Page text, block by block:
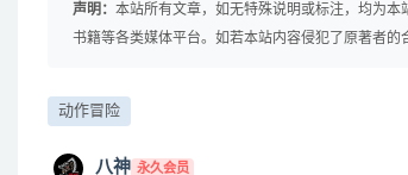
声明： 本站所有文章，如无特殊说明或标注，均为
书籍等各类媒体平台。如若本站内容侵犯了原著者的
动作冒险
八神 永久会员